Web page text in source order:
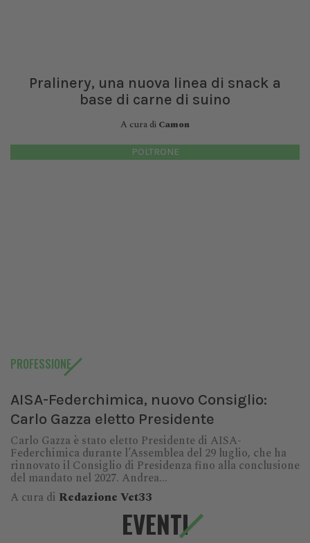
Pralinery, una nuova linea di snack a
base di carne di suino
A cura di Camon
POLTRONE
PROFESSIONE
AISA-Federchimica, nuovo Consiglio:
Carlo Gazza eletto Presidente
Carlo Gazza è stato eletto Presidente di AISA-
Federchimica durante l’Assemblea del 29 luglio, che ha
rinnovato il Consiglio di Presidenza fino alla conclusione
del mandato nel 2027. Andrea...
A cura di Redazione Vet33
EVENTI